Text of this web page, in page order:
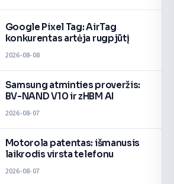
Google Pixel Tag: AirTag
konkurentas artėja rugpjūtį
2026-08-08
Samsung atminties proveržis:
BV-NAND V10 ir zHBM AI
2026-08-07
Motorola patentas: išmanusis
laikrodis virsta telefonu
2026-08-07